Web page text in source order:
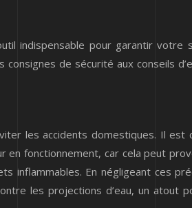
indispensable pour garantir
de sécurité aux conseils
les accidents domestiques. Il
fonctionnement, car cela peut
En négligeant ces
les projections d’eau, un atout